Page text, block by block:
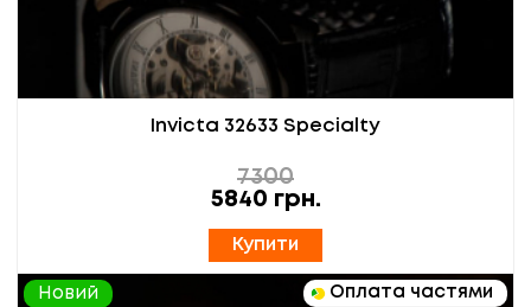
Invicta 32633 Specialty
7300
5840 грн.
Купити
Новий Оплата частями